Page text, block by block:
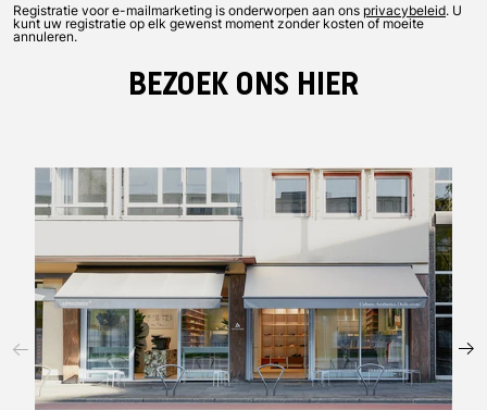
Registratie voor e-mailmarketing is onderworpen aan ons privacybeleid. U
kunt uw registratie op elk gewenst moment zonder kosten of moeite
annuleren.
BEZOEK ONS HIER